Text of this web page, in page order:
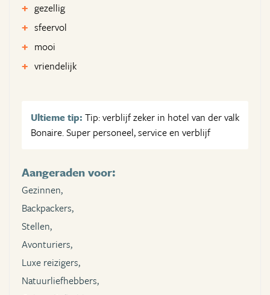
gezellig
sfeervol
mooi
vriendelijk
Ultieme tip: Tip: verblijf zeker in hotel van der valk
Bonaire. Super personeel, service en verblijf
Aangeraden voor:
Gezinnen,
Backpackers,
Stellen,
Avonturiers,
Luxe reizigers,
Natuurliefhebbers,